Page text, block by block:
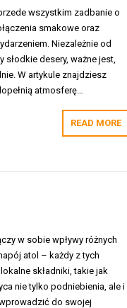
wszystkim zadbanie o
smakowe oraz
Niezależnie od
desery, ważne jest,
W artykule znajdziesz
atmosferę…
READ MORE
w sobie wpływy różnych
atol – każdy z tych
składniki, takie jak
nie tylko podniebienia, ale i
do swojej